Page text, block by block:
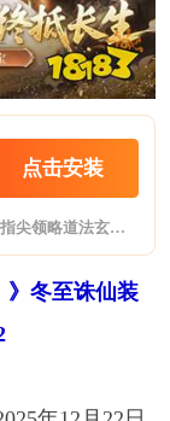
点击安装
《灵界仙都》—— 一款让你在指尖领略道法玄妙的挂机探秘修仙手游。在这里，万千法门皆可证道成仙，无需时刻值守，亦能畅享修仙快意。游戏精心打造数十个特色副本，从幽深洞府到缥缈仙山，每一处都藏着不为人知的秘境与机缘；跨服 PVP 战场更是热血沸腾，让你与全服高手一较高下，争夺仙途荣耀。丰富的装备体系涵盖百余种神兵宝甲，技能组合千变万化，可随心搭配专属战斗流派。呆萌灵宠伴你同行，霸气坐骑助你驰骋三界，更有
》冬至诛仙装